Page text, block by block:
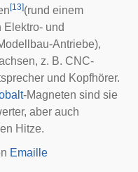
[13](rund einem
Elektro- und
Antriebe),
z. B. CNC-
und Kopfhörer.
-Magneten sind sie
aber auch
Hitze.
Emaille